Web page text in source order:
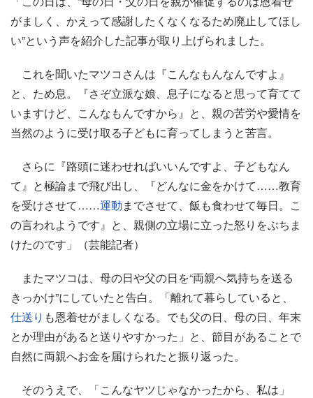
がましく、かえって感謝したくなくなるため廃止してほし
い”という声を紹介した記事が取り上げられました。
これを聞いたマツコさんは『こんなもんなんですよ』
と、ため息。『さぞ立派な娘、息子になると思って育てて
いますけど、こんなもんですから』と、親の苦労や愛情を
当然のように受け取る子どもに育ってしまうと苦言。
さらに『路頭に迷わせればいいんですよ、子どもなん
て』と極論まで飛び出し、『どんなに金をかけて……教育
を受けさせて……運動までさせて、飯も食わせて毎日。こ
の言われようです』と、親側の立場に立った怒りをぶちま
けたのです」（芸能記者）
またマツコは、母の日や父の日を“両親へ気持ちを送る
きっかけ”にしていたと告白。「離れて暮らしていると、
仕送り も恩着せがましくなる。でも父の日、母の日、年末
とか理由があると送りやすかった」と、節目があることで
自然に両親へお金を届けられたと振り返った。
そのうえで、「こんなヤツじゃなかったから、私は」